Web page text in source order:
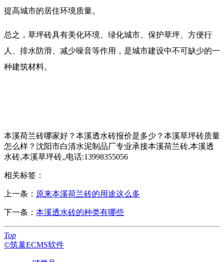
提高城市的居住环境质量。
总之，草坪砖具有美化环境、绿化城市、保护草坪、方便行
人、排水防滑、减少噪音等作用，是城市建设中不可缺少的一
种建筑材料。
本溪荷兰砖哪家好？本溪透水砖报价是多少？本溪草坪砖质量
怎么样？沈阳市白清水泥制品厂专业承接本溪荷兰砖,本溪透
水砖,本溪草坪砖,,电话:13998355056
相关标签：
上一条： 原来本溪荷兰砖的用途这么多
下一条： 本溪透水砖的种类有哪些
Top
©筑巢ECMS软件